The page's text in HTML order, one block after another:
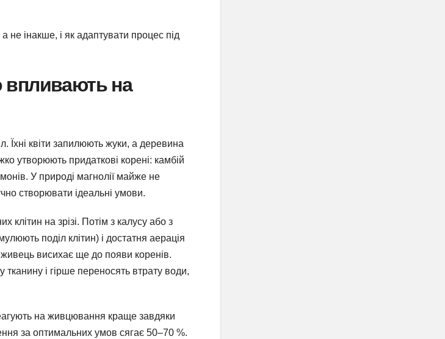
інакше, і як адаптувати процес під
впливають на
Їхні квіти запилюють жуки, а деревина
утворюють придаткові корені: камбій
У природі магнолії майже не
створювати ідеальні умови.
на зрізі. Потім з калусу або з
поділ клітин) і достатня аерація
висихає ще до появи коренів.
тканину і гірше переносять втрату води,
на живцювання краще завдяки
за оптимальних умов сягає 50–70 %.